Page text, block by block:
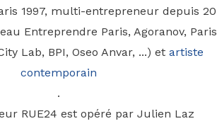
1997, multi-entrepreneur depuis 20
Entreprendre Paris, Agoranov, Paris
Lab, BPI, Oseo Anvar, ...) et artiste
contemporain
.
RUE24 est opéré par Julien Laz